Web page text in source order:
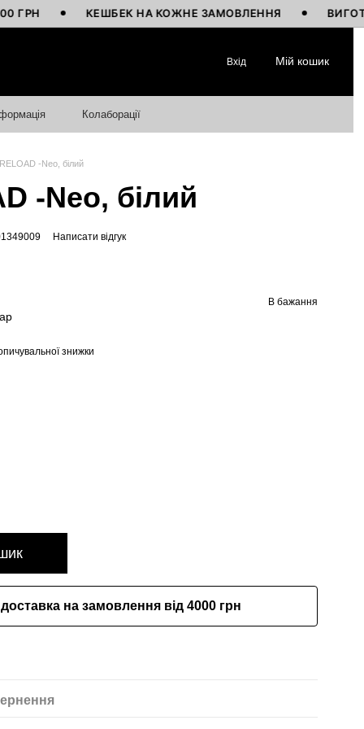
КЕШБЕК НА КОЖНЕ ЗАМОВЛЕННЯ
Вхід Мій кошик
Колаборації
-Neo, білий
-Neo, білий
Написати відгук
В бажання
знижки
на замовлення від 4000 грн